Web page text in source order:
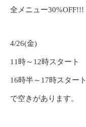
全メニュー30%OFF!!!
4/26(金)
11時～12時スタート
16時半～17時スタート
で空きがあります。